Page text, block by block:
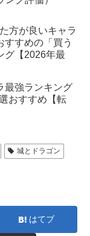
方が良いキャラ
すすめの「買う
グ【2026年最
最強ランキング
おすすめ【転
城とドラゴン
はてブ